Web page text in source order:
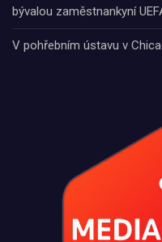
bývalou zaměstnankyní
V pohřebním ústavu v